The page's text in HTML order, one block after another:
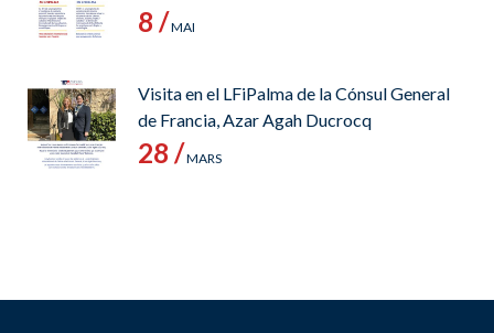
8 /MAI
Visita en el LFiPalma de la Cónsul General
de Francia, Azar Agah Ducrocq
28 /MARS